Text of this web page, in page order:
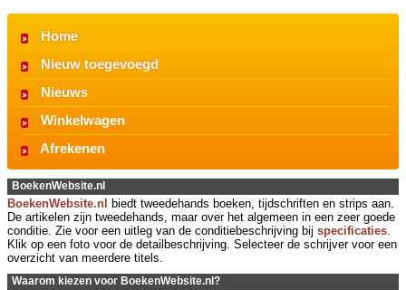
Home
Nieuw toegevoegd
Nieuws
Winkelwagen
Afrekenen
BoekenWebsite.nl
BoekenWebsite.nl biedt tweedehands boeken, tijdschriften en strips aan.
De artikelen zijn tweedehands, maar over het algemeen in een zeer goede
conditie. Zie voor een uitleg van de conditiebeschrijving bij specificaties
Klik op een foto voor de detailbeschrijving. Selecteer de schrijver voor een
overzicht van meerdere titels.
Waarom kiezen voor BoekenWebsite.nl?